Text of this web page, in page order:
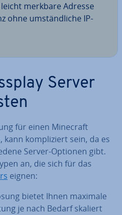
merkbare Adresse
ohne um­ständ­li­che IP-
Server
für einen Minecraft
kann kom­pli­ziert sein, da es
Server-Optionen gibt.
an, die sich für das
eignen:
bietet Ihnen maximale
je nach Bedarf skaliert